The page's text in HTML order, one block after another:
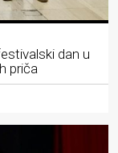
dan u
priča